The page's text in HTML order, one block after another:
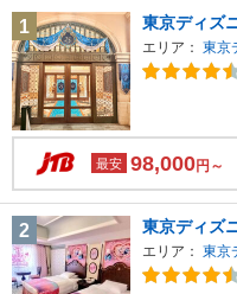
1
東京ディズ
エリア： 東京
最安 98,000円～
2 東京ディズ
エリア： 東京